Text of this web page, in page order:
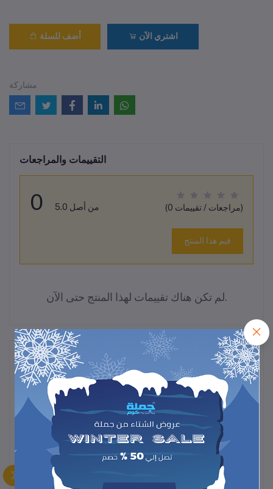
أضف للسلة اشتري الآن
مشاركة
التقييمات والمراجعات
0 من أصل 5.0 (0 مراجعات / تقييمات)
قيم هذا المنتج
لم تكن هناك تقييمات لهذا المنتج حتى الآن.
وصف
احصل على ابتسامة مشرقة وناصعة مع
جيل تبييض وتنظيف الأسنان
السحري، المصمم لإزالة البقع وتبييض الأسنان بفعالية.
تركيبته اللطيفة تساعد على تنظيف الأسنان بعمق دون الإضرار بالمينا،
وتترك الفم منتعشًا وصحيًا.
اختيار مثالي لمن يرغب في ابتسامة أكثر إشراقًا وثقة بسهولة وسرعة في